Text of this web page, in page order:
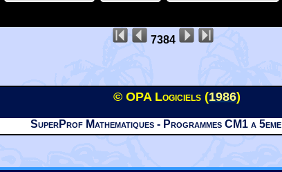
7384
© OPA Logiciels (1986)
SuperProf Mathematiques - Programmes CM1 a 5eme